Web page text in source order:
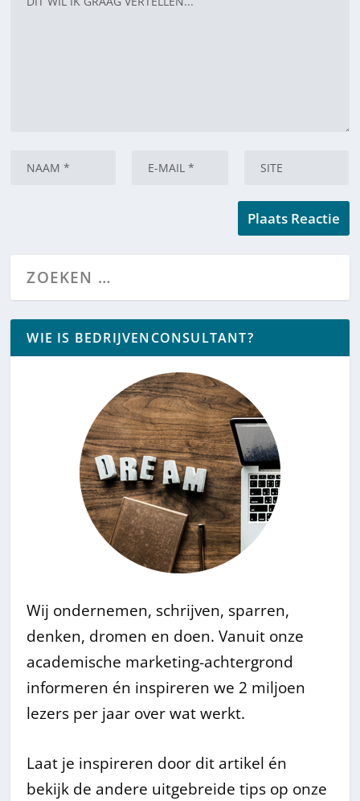
WIE IS BEDRIJVENCONSULTANT?
Wij ondernemen, schrijven, sparren,
denken, dromen en doen. Vanuit onze
academische marketing-achtergrond
informeren én inspireren we 2 miljoen
lezers per jaar over wat werkt.
Laat je inspireren door dit artikel én
bekijk de andere uitgebreide tips op onze